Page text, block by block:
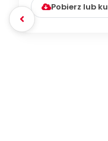
Pobierz lub